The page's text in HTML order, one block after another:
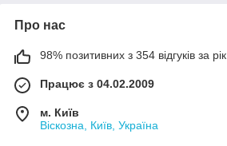
Про нас
98% позитивних з 354 відгуків за рік
Працює з 04.02.2009
м. Київ
Віскозна, Київ, Україна